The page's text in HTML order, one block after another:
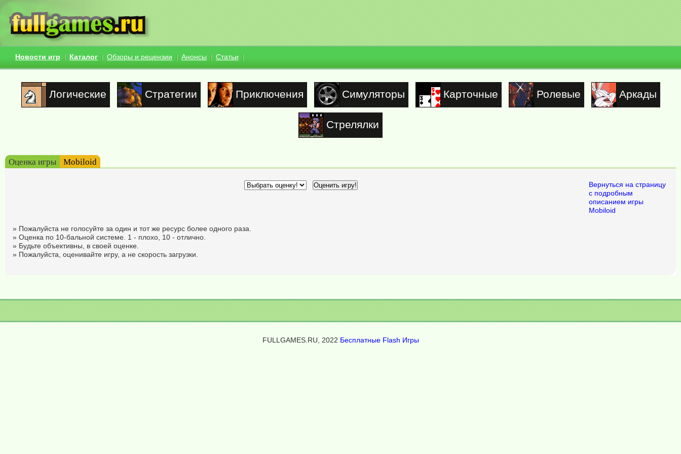
Новости игр Каталог Обзоры и рецензии Анонсы Статьи
Логические Стратегии Приключения Симуляторы Карточные Ролевые Аркады
Стрелялки
Оценка игры Mobiloid
Вернуться на страницу
с подробным
описанием игры
Mobiloid
» Пожалуйста не голосуйте за один и тот же ресурс более одного раза.
» Оценка по 10-бальной системе. 1 - плохо, 10 - отлично.
» Будьте объективны, в своей оценке.
» Пожалуйста, оценивайте игру, а не скорость загрузки.
FULLGAMES.RU, 2022 Бесплатные Flash Игры